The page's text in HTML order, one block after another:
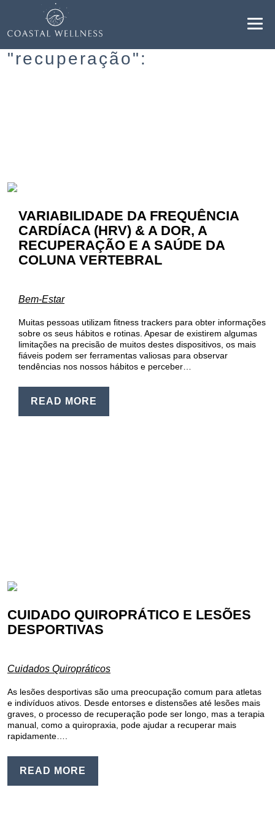
AGENDAR
PT
Resultados para
"recuperação":
VARIABILIDADE DA FREQUÊNCIA
CARDÍACA (HRV) & A DOR, A
RECUPERAÇÃO E A SAÚDE DA
COLUNA VERTEBRAL
Bem-Estar
Muitas pessoas utilizam fitness trackers para obter informações
sobre os seus hábitos e rotinas. Apesar de existirem algumas
limitações na precisão de muitos destes dispositivos, os mais
fiáveis podem ser ferramentas valiosas para observar
tendências nos nossos hábitos e perceber…
READ MORE
CUIDADO QUIROPRÁTICO E LESÕES
DESPORTIVAS
Cuidados Quiropráticos
As lesões desportivas são uma preocupação comum para atletas
e indivíduos ativos. Desde entorses e distensões até lesões mais
graves, o processo de recuperação pode ser longo, mas a terapia
manual, como a quiropraxia, pode ajudar a recuperar mais
rapidamente….
READ MORE